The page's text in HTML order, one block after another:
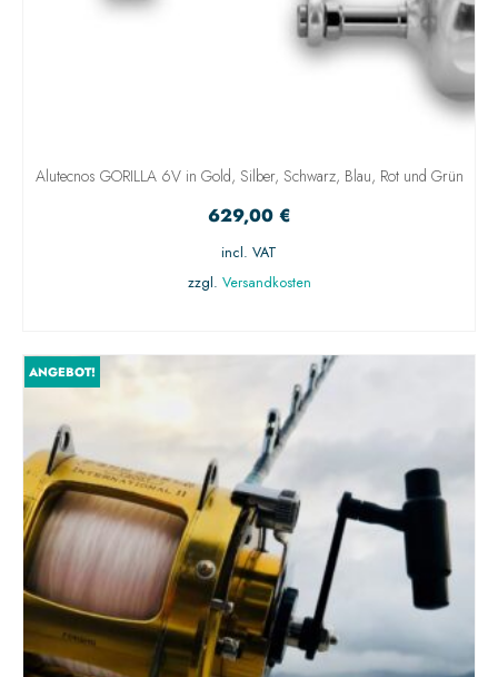
Alutecnos GORILLA 6V in Gold, Silber, Schwarz, Blau, Rot und Grün
629,00 €
incl. VAT
zzgl. Versandkosten
ANGEBOT!